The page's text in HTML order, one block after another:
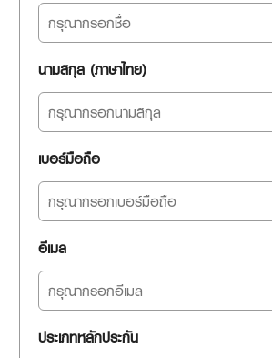
นามสกุล (ภาษาไทย)
เบอร์มือถือ
อีเมล
ประเภทหลักประกัน